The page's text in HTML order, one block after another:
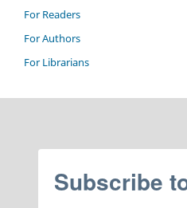
For Readers
For Authors
For Librarians